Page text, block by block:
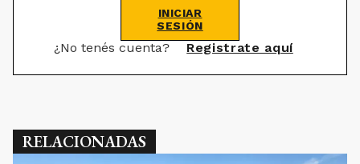
INICIAR
SESIÓN
¿No tenés cuenta? Registrate aquí
RELACIONADAS